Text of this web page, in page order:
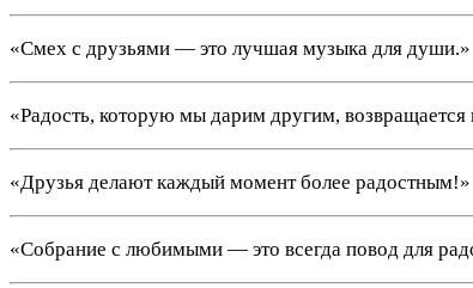
«Смех с друзьями — это лучшая музыка для души.»
«Радость, которую мы дарим другим, возвращается
«Друзья делают каждый момент более радостным!»
«Собрание с любимыми — это всегда повод для